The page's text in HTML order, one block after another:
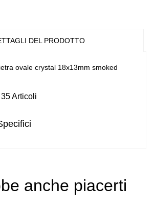
DEL PRODOTTO
ovale crystal 18x13mm smoked
35 Articoli
anche piacerti